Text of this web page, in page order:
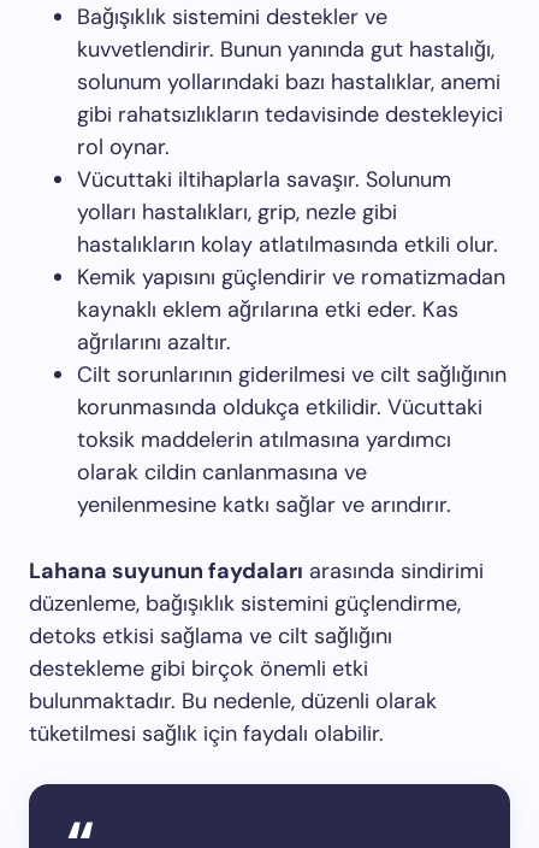
Bağışıklık sistemini destekler ve
kuvvetlendirir. Bunun yanında gut hastalığı,
solunum yollarındaki bazı hastalıklar, anemi
gibi rahatsızlıkların tedavisinde destekleyici
rol oynar.
Vücuttaki iltihaplarla savaşır. Solunum
yolları hastalıkları, grip, nezle gibi
hastalıkların kolay atlatılmasında etkili olur.
Kemik yapısını güçlendirir ve romatizmadan
kaynaklı eklem ağrılarına etki eder. Kas
ağrılarını azaltır.
Cilt sorunlarının giderilmesi ve cilt sağlığının
korunmasında oldukça etkilidir. Vücuttaki
toksik maddelerin atılmasına yardımcı
olarak cildin canlanmasına ve
yenilenmesine katkı sağlar ve arındırır.
Lahana suyunun faydaları arasında sindirimi
düzenleme, bağışıklık sistemini güçlendirme,
detoks etkisi sağlama ve cilt sağlığını
destekleme gibi birçok önemli etki
bulunmaktadır. Bu nedenle, düzenli olarak
tüketilmesi sağlık için faydalı olabilir.